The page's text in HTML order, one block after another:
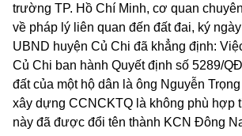
trường TP. Hồ Chí Minh, cơ quan
về pháp lý liên quan đến đất đai, ký
UBND huyện Củ Chi đã khẳng định:
Củ Chi ban hành Quyết định số 5289/
đất của một hộ dân là ông Nguyễn
xây dựng CCNCKTQ là không phù hợp
này đã được đổi tên thành KCN Đông